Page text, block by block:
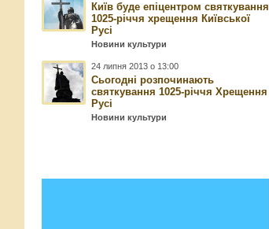
Київ буде епіцентром святкування
1025-річчя хрещення Київської
Русі
Новини культури
24 липня 2013 о 13:00
Сьогодні розпочинають
святкування 1025-річчя Хрещення
Русі
Новини культури